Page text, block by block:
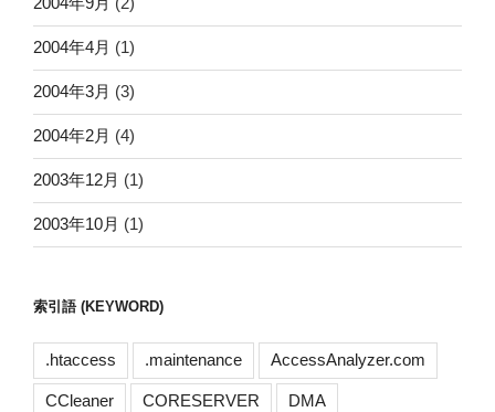
2004年4月 (1)
2004年3月 (3)
2004年2月 (4)
2003年12月 (1)
2003年10月 (1)
索引語 (KEYWORD)
.htaccess .maintenance AccessAnalyzer.com
CCleaner CORESERVER DMA